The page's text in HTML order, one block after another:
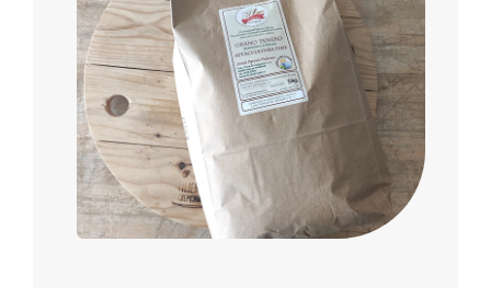
Progetti
I produttori
Carrello